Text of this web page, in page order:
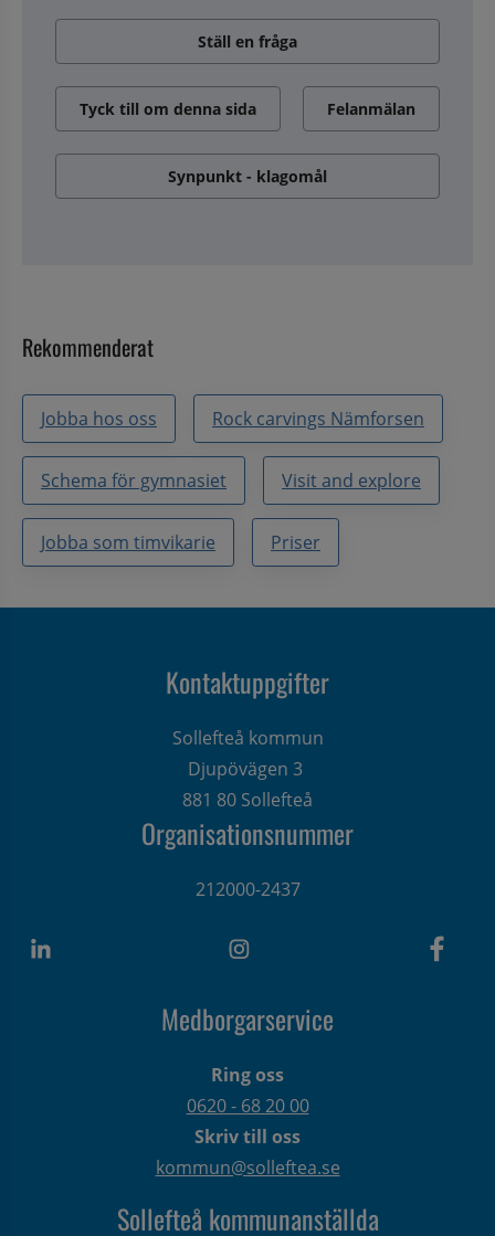
Ställ en fråga
Tyck till om denna sida Felanmälan
Synpunkt - klagomål
Rekommenderat
Jobba hos oss Rock carvings Nämforsen
Schema för gymnasiet Visit and explore
Jobba som timvikarie Priser
Kontaktuppgifter
Sollefteå kommun
Djupövägen 3
881 80 Sollefteå
Organisationsnummer
212000-2437
Medborgarservice
Ring oss
0620 - 68 20 00
Skriv till oss
kommun@solleftea.se
Sollefteå kommunanställda